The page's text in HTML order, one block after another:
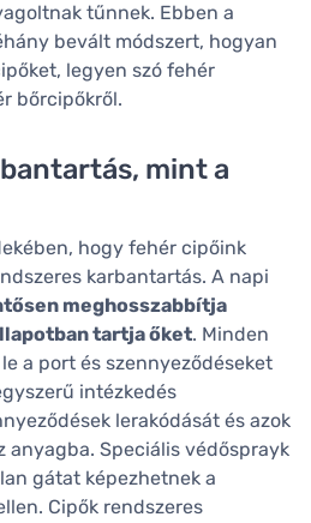
tűnnek. Ebben a
bevált módszert, hogyan
legyen szó fehér
bőrcipőkről.
mint a
hogy fehér cipőink
karbantartás. A napi
meghosszabbítja
tartja őket. Minden
a port és szennyeződéseket
intézkedés
lerakódását és azok
anyagba. Speciális védősprayk
gátat képezhetnek a
Cipők rendszeres